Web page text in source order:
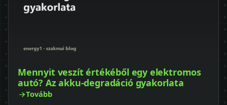
Mennyit veszít értékéből egy elektromos
autó? Az akku-degradáció gyakorlata
Tovább